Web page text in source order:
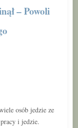
– Powoli
osób jedzie ze
i jedzie.